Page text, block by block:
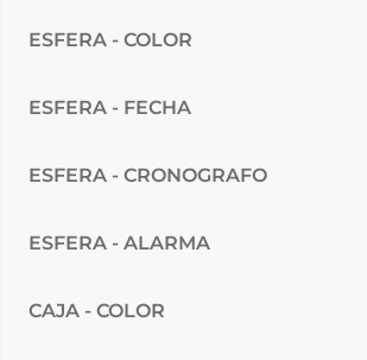
ESFERA - COLOR
ESFERA - FECHA
ESFERA - CRONOGRAFO
ESFERA - ALARMA
CAJA - COLOR